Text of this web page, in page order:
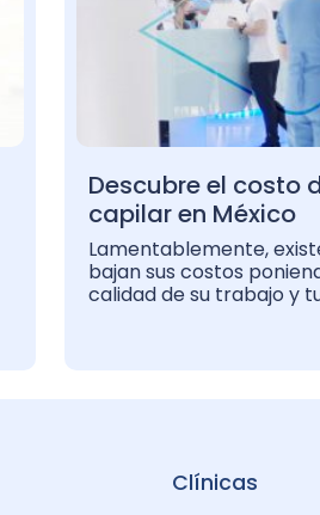
Descubre el costo
capilar en México
Lamentablemente,
bajan sus costos
calidad de su trabajo y
Clínicas